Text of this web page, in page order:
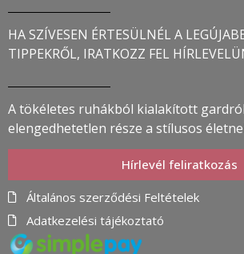
HA SZÍVESEN ÉRTESÜLNÉL A
TIPPEKRŐL, IRATKOZZ FEL
A tökéletes ruhákból kialakított
elengedhetetlen része a stílusos
Hírlevél feliratkozás
Általános szerződési Feltételek
Adatkezelési tájékoztató